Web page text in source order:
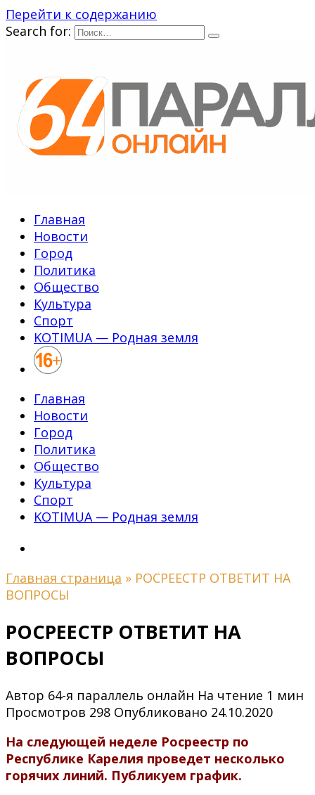
Перейти к содержанию
Search for:
Главная
Новости
Город
Политика
Общество
Культура
Спорт
KOTIMUA — Родная земля
Главная
Новости
Город
Политика
Общество
Культура
Спорт
KOTIMUA — Родная земля
Главная страница » РОСРЕЕСТР ОТВЕТИТ НА
ВОПРОСЫ
РОСРЕЕСТР ОТВЕТИТ НА
ВОПРОСЫ
Автор 64-я параллель онлайн На чтение 1 мин
Просмотров 298 Опубликовано 24.10.2020
На следующей неделе Росреестр по
Республике Карелия проведет несколько
горячих линий. Публикуем график.